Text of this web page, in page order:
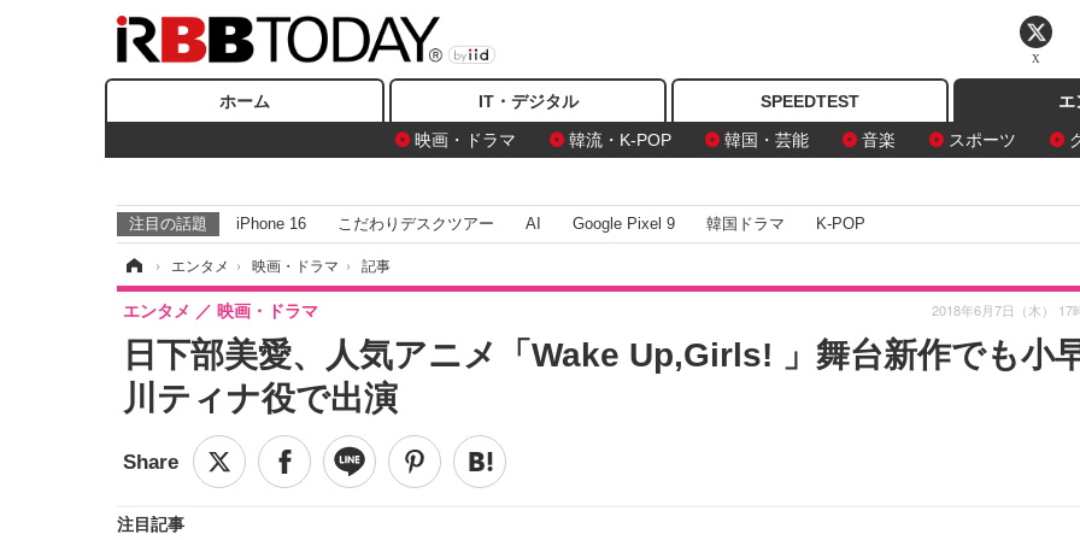
ホーム IT・デジタル SPEEDTEST
エ
映画・ドラマ
韓流・K-POP 韓国・芸能 音楽 スポーツ
注目の話題 iPhone 16 こだわりデスクツアー AI Google Pixel 9 韓国ドラマ K-POP
› エンタメ › 映画・ドラマ › 記事
日下部美愛、人気アニメ「Wake Up,Girls! 」舞台新作でも小
川ティナ役で出演
エンタメ 映画・ドラマ 2018年6月7日（木） 17
注目記事
X